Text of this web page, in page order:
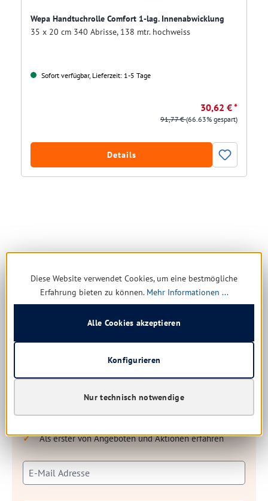
Wepa Handtuchrolle Comfort 1-lag. Innenabwicklung
35 x 20 cm 340 Abrisse, 138 mtr. hochweiss
Sofort verfügbar, Lieferzeit: 1-5 Tage
30,62 € *
91,77 €(66.63% gespart)
Details
News & Angebote
Zum Newsletter anmelden
Vorteile auf dem Laufenden. Einfach anmelden – es lohnt
Kostenloser Newsletter
Regelmäßige Updates und spannende Informationen
Als erster von Angeboten und Aktionen erfahren
Diese Website verwendet Cookies, um eine bestmögliche
Erfahrung bieten zu können. Mehr Informationen ...
Nur technisch notwendige
Konfigurieren
Alle Cookies akzeptieren